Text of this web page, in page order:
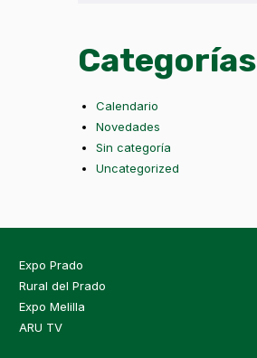
Categorías
Calendario
Novedades
Sin categoría
Uncategorized
Expo Prado
Rural del Prado
Expo Melilla
ARU TV